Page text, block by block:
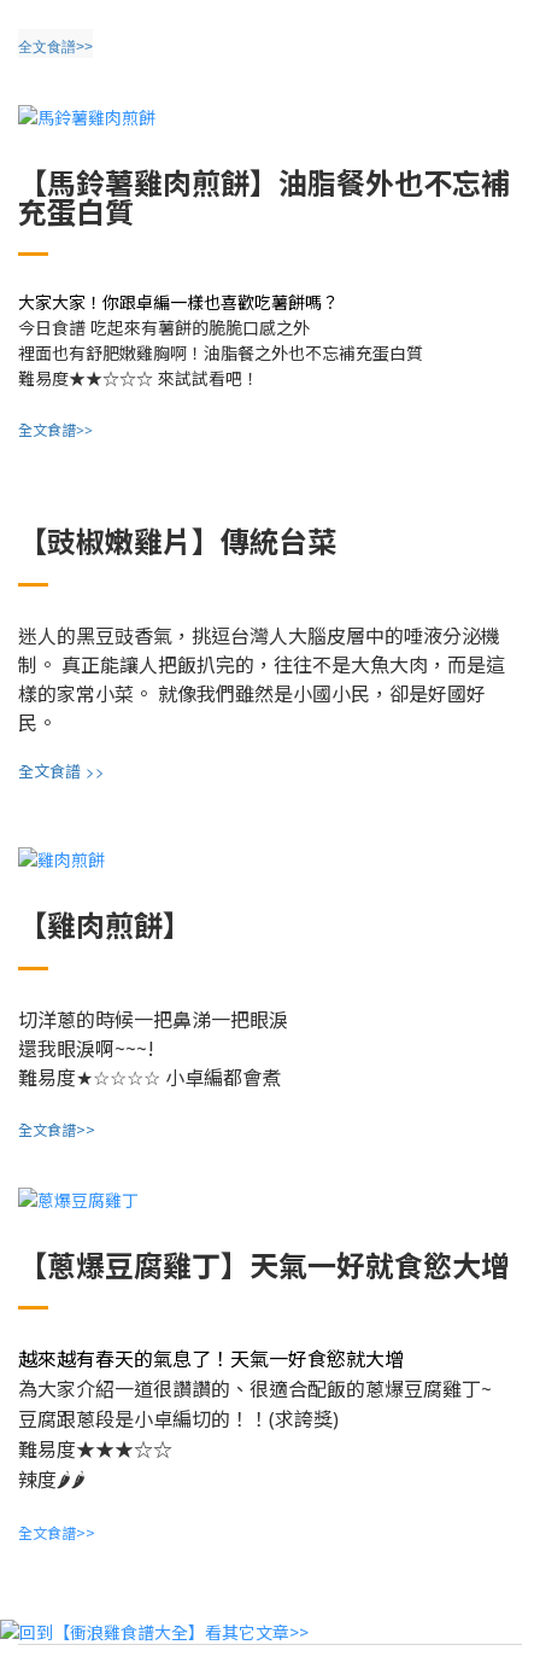
全文食譜>>
【馬鈴薯雞肉煎餅】油脂餐外也不忘補
充蛋白質
大家大家！你跟卓編一樣也喜歡吃薯餅嗎？
今日食譜 吃起來有薯餅的脆脆口感之外
裡面也有舒肥嫩雞胸啊！油脂餐之外也不忘補充蛋白質
難易度★★☆☆☆ 來試試看吧！
全文食譜>>
【豉椒嫩雞片】傳統台菜
迷人的黑豆豉香氣，挑逗台灣人大腦皮層中的唾液分泌機
制。 真正能讓人把飯扒完的，往往不是大魚大肉，而是這
樣的家常小菜。 就像我們雖然是小國小民，卻是好國好
民。
全文食譜 >>
【雞肉煎餅】
切洋蔥的時候一把鼻涕一把眼淚
還我眼淚啊~~~!
難易度★☆☆☆☆ 小卓編都會煮
全文食譜>>
【蔥爆豆腐雞丁】天氣一好就食慾大增
越來越有春天的氣息了！天氣一好食慾就大增
為大家介紹一道很讚讚的、 很適合配飯的蔥爆豆腐雞丁~
豆腐跟蔥段是小卓編切的！！(求誇獎)
難易度★★★☆☆
辣度🌶🌶
全文食譜>>